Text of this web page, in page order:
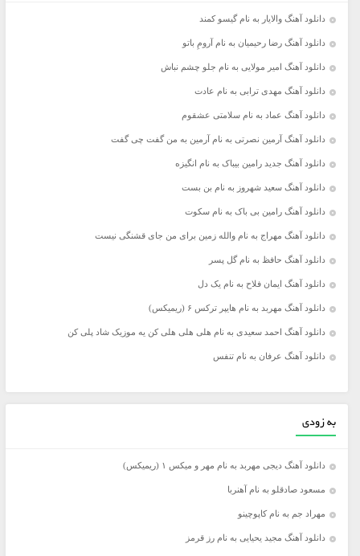
دانلود آهنگ والایار به نام گیسو کمند
دانلود آهنگ رضا رحیمیان به نام آرومِ باتو
دانلود آهنگ امیر مولایی به نام جلو چشم نباش
دانلود آهنگ مهدی ترابی به نام عادت
دانلود آهنگ عماد به نام سلامتی عشقوم
دانلود آهنگ آرمین نصرتی به نام آرمین به من گفت چی گفت
دانلود آهنگ جدید رامین بیباک به نام انگیزه
دانلود آهنگ سعید شهروز به نام بن بست
دانلود آهنگ رامین بی باک به نام سکوت
دانلود آهنگ مهراج به نام والله زمین برای من جای قشنگی نیست
دانلود آهنگ حافظ به نام گل پسر
دانلود آهنگ ایمان فلاح به نام یک دل
دانلود آهنگ مهربد به نام هایپر ترکس ۶ (ریمیکس)
دانلود آهنگ احمد سعیدی به نام هلی هلی هلی کن یه موزیک شاد پلی کن
دانلود آهنگ عرفان به نام تنفس
به زودی
دانلود آهنگ دیجی مهربد به نام مهر و میکس ۱ (ریمیکس)
مسعود صادقلو به نام آهنربا
مهراد جم به نام کاپوچینو
دانلود آهنگ مجید یحیایی به نام رز قرمز